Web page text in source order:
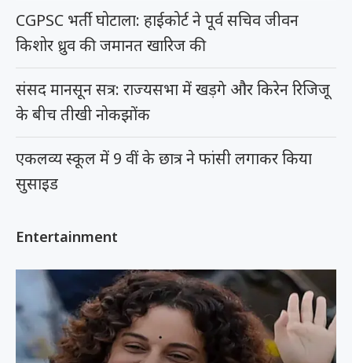
CGPSC भर्ती घोटाला: हाईकोर्ट ने पूर्व सचिव जीवन
किशोर ध्रुव की जमानत खारिज की
संसद मानसून सत्र: राज्यसभा में खड़गे और किरेन रिजिजू
के बीच तीखी नोकझोंक
एकलव्य स्कूल में 9 वीं के छात्र ने फांसी लगाकर किया
सुसाइड
Entertainment